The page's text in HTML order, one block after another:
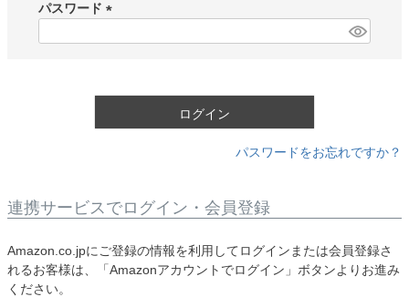
)
パスワード
ログイン
パスワードをお忘れですか？
連携サービスでログイン・会員登録
Amazon.co.jpにご登録の情報を利用してログインまたは会員登録さ
れるお客様は、「Amazonアカウントでログイン」ボタンよりお進み
ください。